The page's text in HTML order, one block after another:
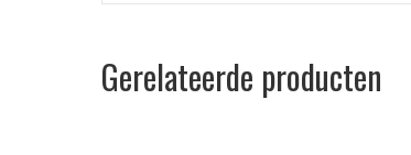
Gerelateerde producten